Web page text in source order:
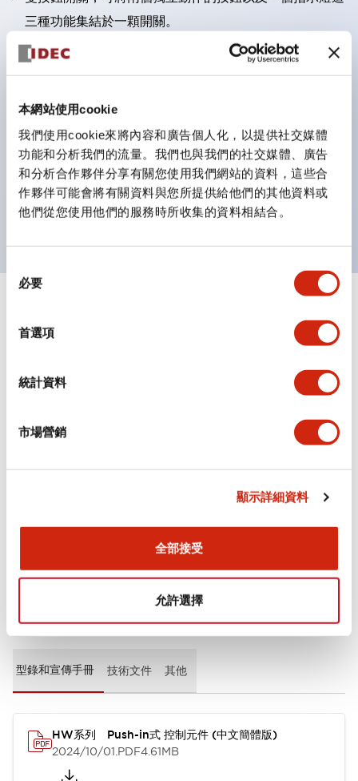
本網站使用cookie
我們使用cookie來將內容和廣告個人化，以提供社交媒體
功能和分析我們的流量。我們也與我們的社交媒體、廣告
和分析合作夥伴分享有關您使用我們網站的資料，這些合
作夥伴可能會將有關資料與您所提供給他們的其他資料或
他們從您使用他們的服務時所收集的資料相結合。
必要
首選項
統計資料
市場營銷
顯示詳細資料
全部接受
允許選擇
三種功能集結於一顆開關。
完整支援全球各地需求的多種電壓規格。
顏色。
支援色彩通用設計（CUD）：可清楚辨識正方平頭形指
示燈的亮燈/熄燈狀態，以及點燈時的顏色識別。
符合 ISO 3864-4 安全色規範：在危險或緊急狀況下，
顏色表現更明確鮮明，便於更多人識別。
環境規範
功能規格
型錄和宣傳手冊 技術文件 其他
HW系列 Push-in式 控制元件 (中文簡體版)
2024/10/01.PDF4.61MB